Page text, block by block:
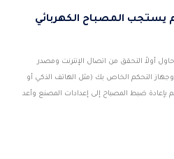
يستجب المصباح الكهربائي
أولاً التحقق من اتصال الإنترنت ومصدر
التحكم الخاص بك (مثل الهاتف الذكي أو
بإعادة ضبط المصباح إلى إعدادات المصنع وأعد